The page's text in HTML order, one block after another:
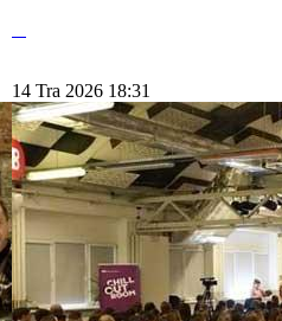
14 Tra 2026 18:31